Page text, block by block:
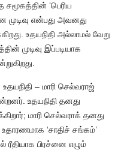
‘பெரிய
முடிவு என்பது அவனது
உதயநிதி அல்லாமல் வேறு
முடிவு இப்படியாக
– மாரி செல்வராஜ்
உதயநிதி தனது
மாரி செல்வராக் தனது
உதாரணமாக ‘சாதிச் சங்கம்’
ரீதியாக பிரச்னை எழும்